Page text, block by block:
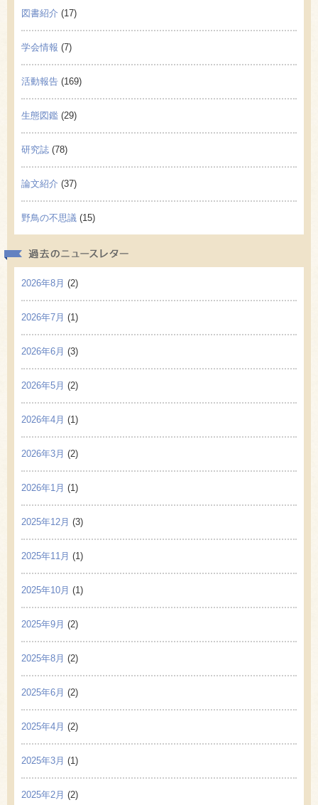
図書紹介 (17)
学会情報 (7)
活動報告 (169)
生態図鑑 (29)
研究誌 (78)
論文紹介 (37)
野鳥の不思議 (15)
2026年8月 (2)
2026年7月 (1)
2026年6月 (3)
2026年5月 (2)
2026年4月 (1)
2026年3月 (2)
2026年1月 (1)
2025年12月 (3)
2025年11月 (1)
2025年10月 (1)
2025年9月 (2)
2025年8月 (2)
2025年6月 (2)
2025年4月 (2)
2025年3月 (1)
2025年2月 (2)